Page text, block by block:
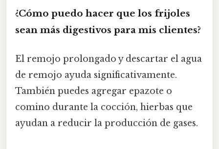
¿Cómo puedo hacer que los frijoles
sean más digestivos para mis clientes?
El remojo prolongado y descartar el agua
de remojo ayuda significativamente.
También puedes agregar epazote o
comino durante la cocción, hierbas que
ayudan a reducir la producción de gases.